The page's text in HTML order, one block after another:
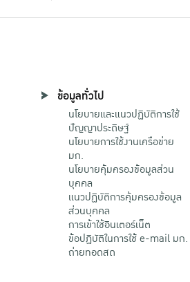
ข้อมูลทั่วไป
นโยบายและแนวปฏิบัติการใช้
ปัญญาประดิษฐ์
นโยบายการใช้งานเครือข่าย
มก.
นโยบายคุ้มครองข้อมูลส่วน
บุคคล
แนวปฏิบัติการคุ้มครองข้อมูล
ส่วนบุคคล
การเข้าใช้อินเตอร์เน็ต
ข้อปฏิบัติในการใช้ e-mail มก.
ถ่ายทอดสด